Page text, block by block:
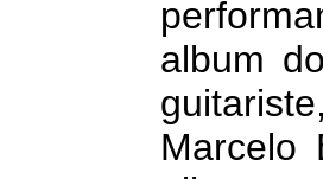
album
Marcelo